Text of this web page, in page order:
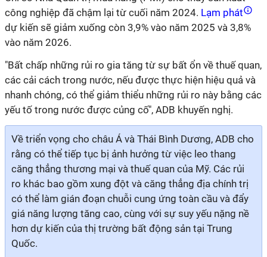
công nghiệp đã chậm lại từ cuối năm 2024. Lạm phát
dự kiến sẽ giảm xuống còn 3,9% vào năm 2025 và 3,8%
vào năm 2026.
"Bất chấp những rủi ro gia tăng từ sự bất ổn về thuế quan,
các cải cách trong nước, nếu được thực hiện hiệu quả và
nhanh chóng, có thể giảm thiểu những rủi ro này bằng các
yếu tố trong nước được củng cố", ADB khuyến nghị.
Về triển vọng cho châu Á và Thái Bình Dương, ADB cho
rằng có thể tiếp tục bị ảnh hưởng từ việc leo thang
căng thẳng thương mại và thuế quan của Mỹ. Các rủi
ro khác bao gồm xung đột và căng thẳng địa chính trị
có thể làm gián đoạn chuỗi cung ứng toàn cầu và đẩy
giá năng lượng tăng cao, cùng với sự suy yếu nặng nề
hơn dự kiến của thị trường bất động sản tại Trung
Quốc.